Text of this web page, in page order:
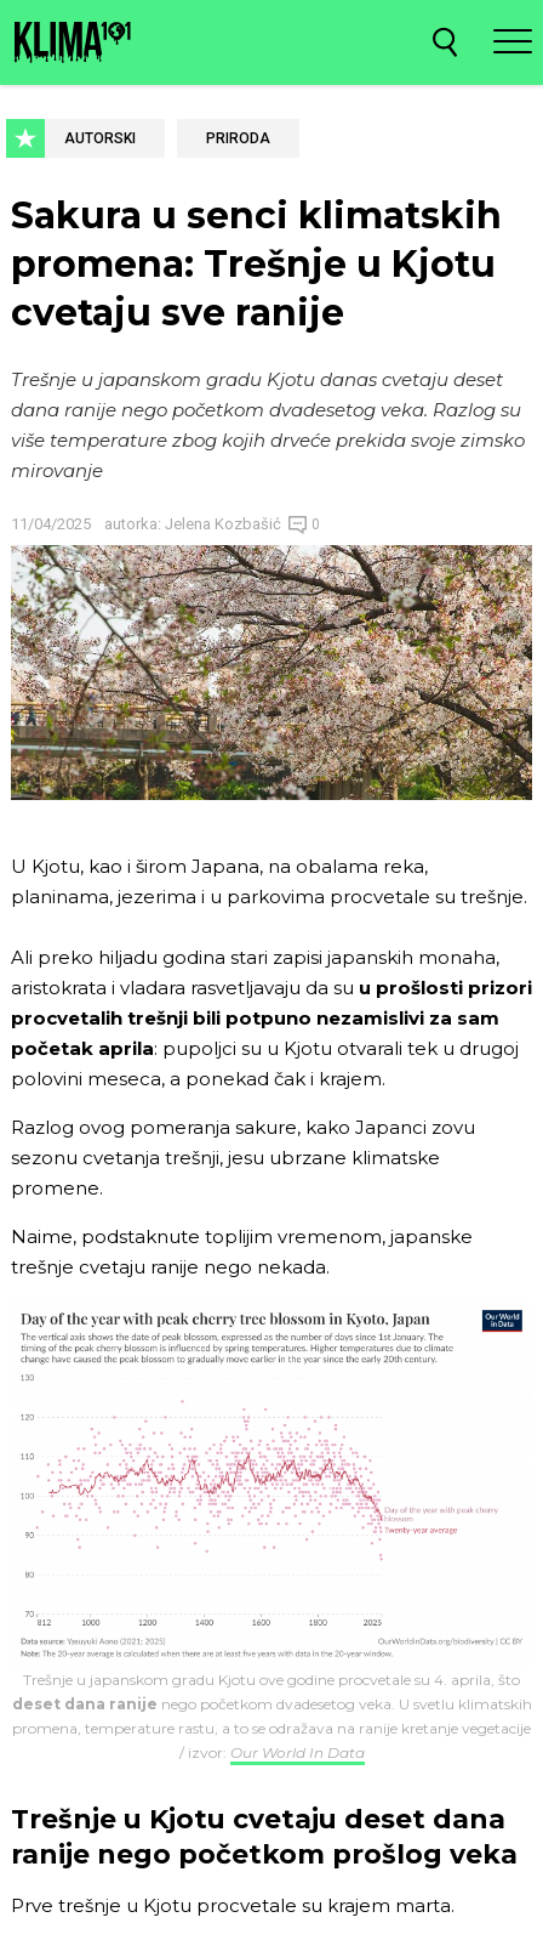
AUTORSKI PRIRODA
Sakura u senci klimatskih
promena: Trešnje u Kjotu
cvetaju sve ranije
Trešnje u japanskom gradu Kjotu danas cvetaju deset
dana ranije nego početkom dvadesetog veka. Razlog su
više temperature zbog kojih drveće prekida svoje zimsko
mirovanje
11/04/2025 autorka: Jelena Kozbašić 0
U Kjotu, kao i širom Japana, na obalama reka,
planinama, jezerima i u parkovima procvetale su trešnje.
Ali preko hiljadu godina stari zapisi japanskih monaha,
aristokrata i vladara rasvetljavaju da su u prošlosti prizori
procvetalih trešnji bili potpuno nezamislivi za sam
početak aprila: pupoljci su u Kjotu otvarali tek u drugoj
polovini meseca, a ponekad čak i krajem.
Razlog ovog pomeranja sakure, kako Japanci zovu
sezonu cvetanja trešnji, jesu ubrzane klimatske
promene.
Naime, podstaknute toplijim vremenom, japanske
trešnje cvetaju ranije nego nekada.
Trešnje u japanskom gradu Kjotu ove godine procvetale su 4. aprila, što
deset dana ranije nego početkom dvadesetog veka. U svetlu klimatskih
promena, temperature rastu, a to se odražava na ranije kretanje vegetacije
/ izvor: Our World In Data
Trešnje u Kjotu cvetaju deset dana
ranije nego početkom prošlog veka
Prve trešnje u Kjotu procvetale su krajem marta.